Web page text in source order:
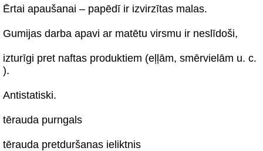
Ērtai apaušanai – papēdī ir izvirzītas malas.
Gumijas darba apavi ar matētu virsmu ir neslīdoši,
izturīgi pret naftas produktiem (eļļām, smērvielām u. c.
).
Antistatiski.
tērauda purngals
tērauda pretduršanas ieliktnis